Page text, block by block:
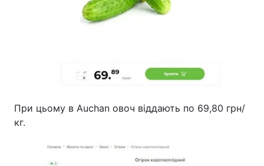
При цьому в Auchan овоч віддають по 69,80 грн/
кг.